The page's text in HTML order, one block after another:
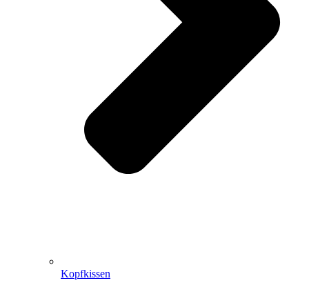
Kopfkissen